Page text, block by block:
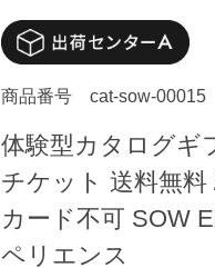
商品番号 cat-sow-00015
体験型カタログギ
チケット 送料無
カード不可 SOW
ペリエンス